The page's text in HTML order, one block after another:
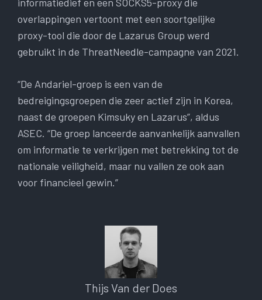
overlappingen vertoont met een soortgelijke
proxy-tool die door de Lazarus Group werd
gebruikt in de ThreatNeedle-campagne van 2021.
“De Andariel-groep is een van de
bedreigingsgroepen die zeer actief zijn in Korea,
naast de groepen Kimsuky en Lazarus”, aldus
ASEC. “De groep lanceerde aanvankelijk aanvallen
om informatie te verkrijgen met betrekking tot de
nationale veiligheid, maar nu vallen ze ook aan
voor financieel gewin.”
Thijs Van der Does